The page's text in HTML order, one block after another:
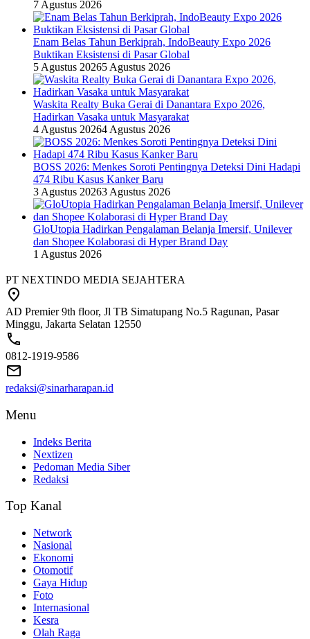
7 Agustus 2026
Enam Belas Tahun Berkiprah, IndoBeauty Expo 2026
Buktikan Eksistensi di Pasar Global
5 Agustus 20265 Agustus 2026
Waskita Realty Buka Gerai di Danantara Expo 2026,
Hadirkan Vasaka untuk Masyarakat
4 Agustus 20264 Agustus 2026
BOSS 2026: Menkes Soroti Pentingnya Deteksi Dini Hadapi
474 Ribu Kasus Kanker Baru
3 Agustus 20263 Agustus 2026
GloUtopia Hadirkan Pengalaman Belanja Imersif, Unilever
dan Shopee Kolaborasi di Hyper Brand Day
1 Agustus 2026
PT NEXTINDO MEDIA SEJAHTERA
AD Premier 9th floor, Jl TB Simatupang No.5 Ragunan, Pasar
Minggu, Jakarta Selatan 12550
0812-1919-9586
redaksi@sinarharapan.id
Menu
Indeks Berita
Nextizen
Pedoman Media Siber
Redaksi
Top Kanal
Network
Nasional
Ekonomi
Otomotif
Gaya Hidup
Foto
Internasional
Kesra
Olah Raga